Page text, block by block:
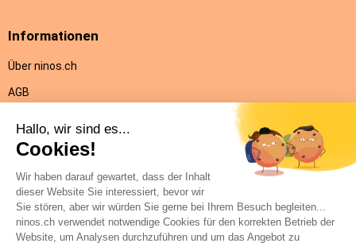
Informationen
Über ninos.ch
AGB
Rückgabe
Datenschutz
Impressum